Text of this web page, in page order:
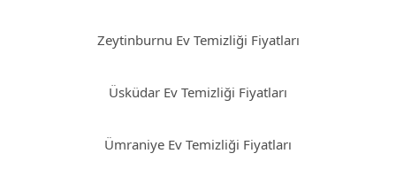
Zeytinburnu Ev Temizliği Fiyatları
Üsküdar Ev Temizliği Fiyatları
Ümraniye Ev Temizliği Fiyatları